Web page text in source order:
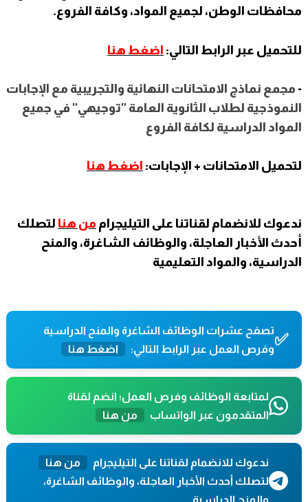
محافظات الوطن، لجميع المواد، وكافة الفروع.
للتحميل عبر الرابط التالي: اضغط هنا
- مجمع نماذج الامتحانات النهائية والتجريبية مع الإجابات
النموذجية لطلاب الثانوية العامة "توجيهي" في جميع
المواد الدراسية لكافة الفروع
لتحميل الامتحانات + الإجابات: اضغط هنا
ندعوك للانضمام لقناتنا على التيليجرام من هنا لتصلك
أحدث الأخبار العاجلة، والوظائف الشاغرة، والمنح
الدراسية، والمواد التعليمية
✅تصفح عشرات الوظائف الشاغرة والمنح الدراسية
وفرص العمل عبر الرابط التالي:
اضغط هنا
لمتابعة الوظائف وفرص العمل؛ انضم لقناة
المتقدمون عبر الواتساب
من هنا
ندعوك للانضمام لقناتنا على التيليجرام
من هنا
لتصلك أحدث الأخبار العاجلة، والوظائف الشاغرة،
والمنح الدراسية